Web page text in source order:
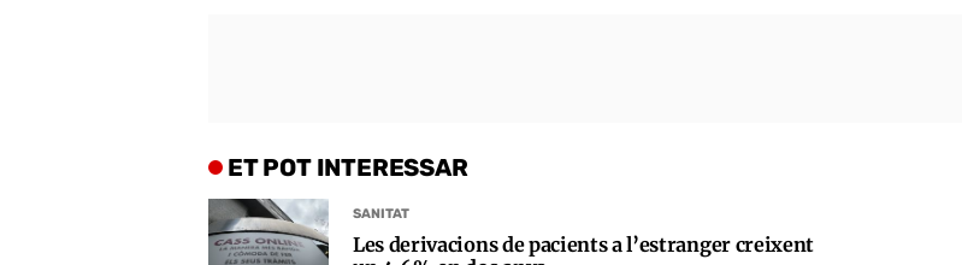
ET POT INTERESSAR
SANITAT
Les derivacions de pacients a l’estranger creixent